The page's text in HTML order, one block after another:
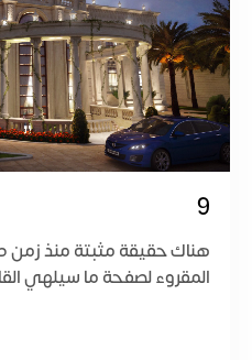
9
هناك حقيقة مثبتة منذ
المقروء لصفحة ما سيلهي